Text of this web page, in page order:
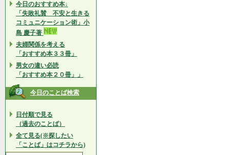
今日のおすすめ本↓
「失敗礼賛 不安と生きる
コミュニケーション術」小
島 慶子著
夫婦関係を考える
「おすすめ本３３冊」
男女の違い必読
「おすすめ本２０冊」」
今日のことば検索
日付順で見る
（過去のことば）
全て見る(※探したい
「ことば」はコチラから)